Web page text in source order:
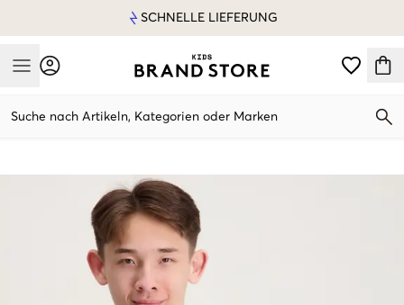
SCHNELLE LIEFERUNG
Mobile Menu
Suche nach Artikeln, Kategorien oder Marken